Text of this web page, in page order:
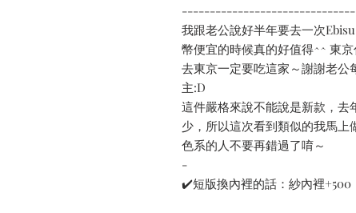
我跟老公說好半年要去一次
幣便宜的時候真的好值得^^ 東
去東京一定要吃這家～謝謝老公
主:D
這件嚴格來說不能說是新款，去
少，所以這次看到類似的我馬
色系的人不要再錯過了唷～
-
✔️短版換內裡的話：紗內裡+500